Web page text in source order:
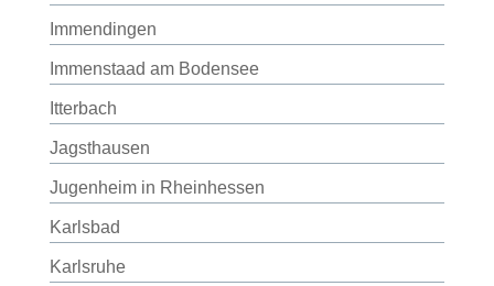
Immendingen
Immenstaad am Bodensee
Itterbach
Jagsthausen
Jugenheim in Rheinhessen
Karlsbad
Karlsruhe